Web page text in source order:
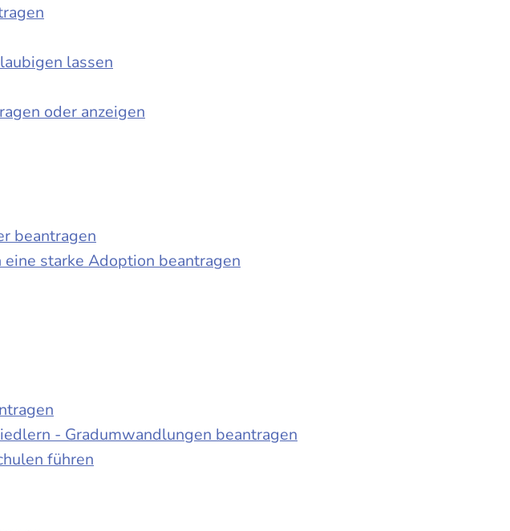
lassen
oder anzeigen
beantragen
starke Adoption beantragen
- Gradumwandlungen beantragen
führen